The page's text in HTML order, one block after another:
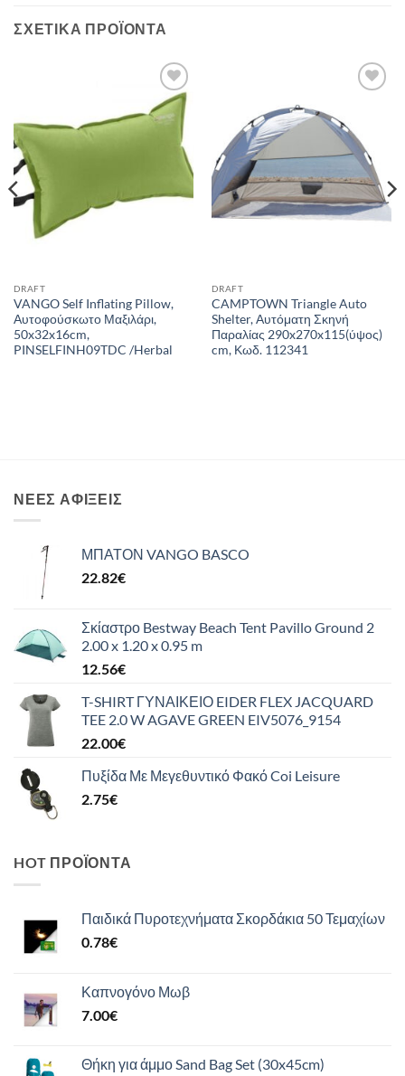
ΣΧΕΤΙΚΆ ΠΡΟΪΌΝΤΑ
Add to
wishlist
DRAFT
VANGO Self Inflating Pillow,
Αυτοφούσκωτο Μαξιλάρι,
50x32x16cm,
PINSELFINH09TDC /Herbal
DRAFT
CAMPTOWN Triangle Auto
Shelter, Αυτόματη Σκηνή
Παραλίας 290x270x115(ύψος)
cm, Κωδ. 112341
ΝΈΕΣ ΑΦΊΞΕΙΣ
ΜΠΑΤΟΝ VANGO BASCO
22.82€
Σκίαστρο Bestway Beach Tent Pavillo Ground 2
2.00 x 1.20 x 0.95 m
12.56€
T-SHIRT ΓΥΝΑΙΚΕΙΟ EIDER FLEX JACQUARD
TEE 2.0 W AGAVE GREEN EIV5076_9154
22.00€
Πυξίδα Με Μεγεθυντικό Φακό Coi Leisure
2.75€
HOT ΠΡΟΪΌΝΤΑ
Παιδικά Πυροτεχνήματα Σκορδάκια 50 Τεμαχίων
0.78€
Καπνογόνο Μωβ
7.00€
Θήκη για άμμο Sand Bag Set (30x45cm)